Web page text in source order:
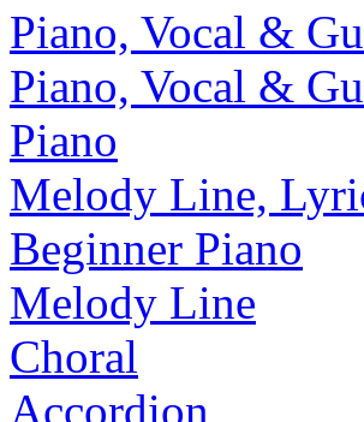
Piano, Vocal &
Piano, Vocal &
Piano
Melody Line,
Beginner Piano
Melody Line
Choral
Accordion